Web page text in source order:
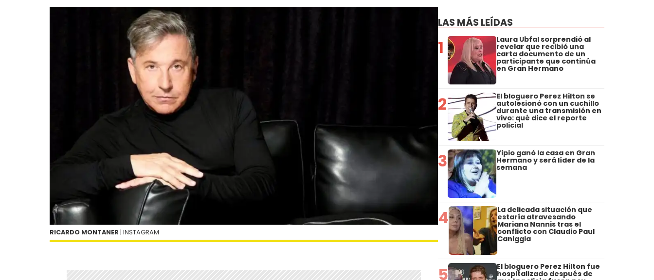
RICARDO MONTANER | INSTAGRAM
LAS MÁS LEÍDAS
1 Laura Ubfal sorprendió al
revelar que recibió una
carta documento de un
participante que continúa
en Gran Hermano
2 El bloguero Perez Hilton se
autolesionó con un cuchillo
durante una transmisión en
vivo: qué dice el reporte
policial
3 Yipio ganó la casa en Gran
Hermano y será líder de la
semana
4 La delicada situación que
estaría atravesando
Mariana Nannis tras el
conflicto con Claudio Paul
Caniggia
5 El bloguero Perez Hilton fue
hospitalizado después de